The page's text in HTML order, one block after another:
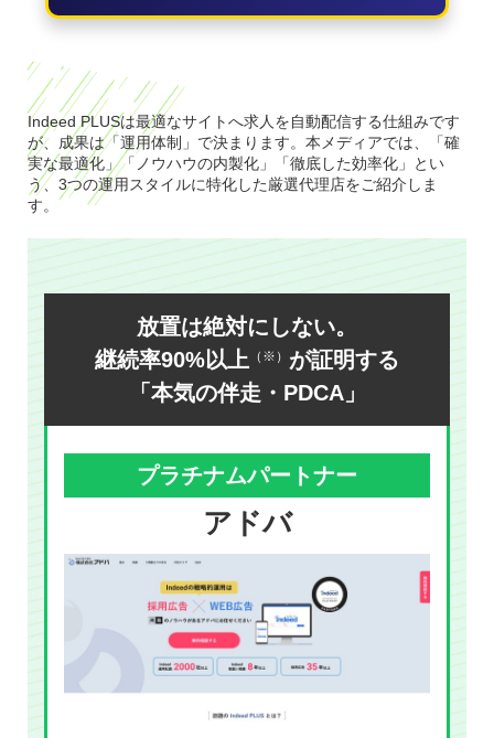
Indeed PLUSは最適なサイトへ求人を自動配信する仕組みです
が、成果は「運用体制」で決まります。本メディアでは、「確
実な最適化」「ノウハウの内製化」「徹底した効率化」とい
う、3つの運用スタイルに特化した厳選代理店をご紹介しま
す。
放置は絶対にしない。
継続率90%以上 （※） が証明する
「本気の伴走・PDCA」
プラチナムパートナー
アドバ